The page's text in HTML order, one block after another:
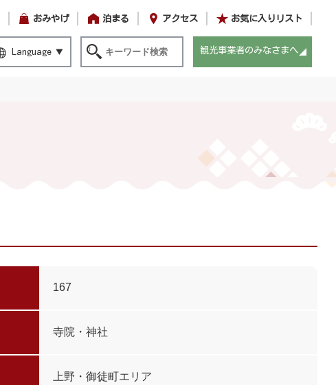
おみやげ 泊まる アクセス お気に入りリスト
Language 観光事業者のみなさまへ
167
寺院・神社
上野・御徒町エリア